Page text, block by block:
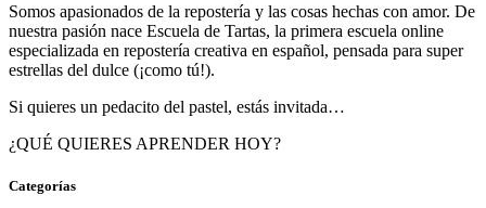
Somos apasionados de la repostería y las cosas hechas con amor. De
nuestra pasión nace Escuela de Tartas, la primera escuela online
especializada en repostería creativa en español, pensada para super
estrellas del dulce (¡como tú!).
Si quieres un pedacito del pastel, estás invitada…
¿QUÉ QUIERES APRENDER HOY?
Categorías